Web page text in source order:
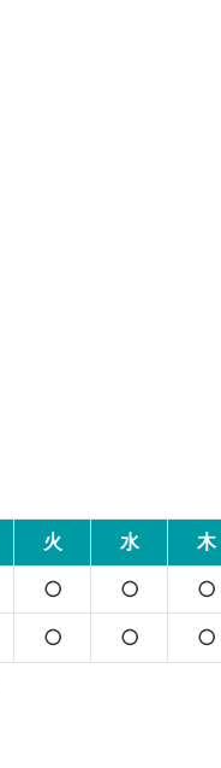
火 水 木
○ ○ ○
○ ○ ○